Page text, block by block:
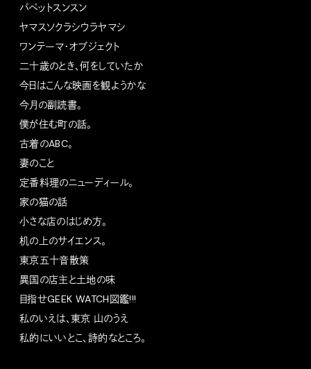
パペットスンスン
ヤマスソクラシウラヤマシ
ワンテーマ・オブジェクト
二十歳のとき、何をしていたか
今日はこんな映画を観ようかな
今月の副読書。
僕が住む町の話。
古着のABC。
妻のこと
定番料理のニューディール。
家の猫の話
小さな店のはじめ方。
机の上のサイエンス。
東京五十音散策
異国の店主と土地の味
目指せGEEK WATCH図鑑!!!
私のいえは、東京 山のうえ
私的にいいとこ、詩的なところ。